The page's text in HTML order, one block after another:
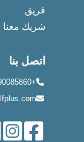
فريق
شريك معنا
اتصل بنا
+91-9990085860